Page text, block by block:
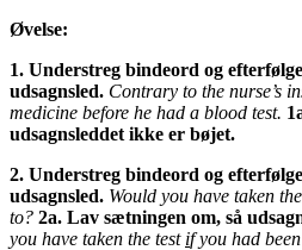
Øvelse:
1. Understreg bindeord og
udsagnsled. Contrary to the nurse’s
medicine before he had a blood test.
udsagnsleddet ikke er bøjet.
2. Understreg bindeord og
udsagnsled. Would you have taken
to? 2a. Lav sætningen om, så
you have taken the test if you had